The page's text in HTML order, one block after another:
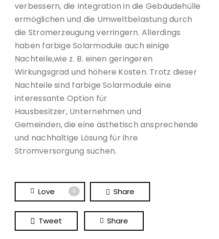
verbessern, die Integration in die Gebäudehülle
ermöglichen und die Umweltbelastung durch
die Stromerzeugung verringern. Allerdings
haben farbige Solarmodule auch einige
Nachteile,wie z. B. einen geringeren
Wirkungsgrad und höhere Kosten. Trotz dieser
Nachteile sind farbige Solarmodule eine
interessante Option für
Hausbesitzer, Unternehmen und
Gemeinden, die eine ästhetisch ansprechende
und nachhaltige Lösung für ihre
Stromversorgung suchen.
Love 0 Share
Tweet Share